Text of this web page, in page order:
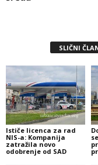
SLIČNI
Ističe licenca za rad
NIS-a: Kompanija
zatražila novo
odobrenje od SAD